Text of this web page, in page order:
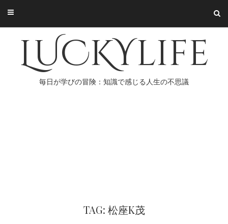
content
LUCKYlife
毎日が学びの冒険：知識で感じる人生の不思議
TAG: 松座K茂